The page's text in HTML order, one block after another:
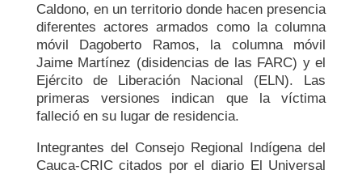
Caldono, en un territorio donde hacen presencia
diferentes actores armados como la columna
móvil Dagoberto Ramos, la columna móvil
Jaime Martínez (disidencias de las FARC) y el
Ejército de Liberación Nacional (ELN). Las
primeras versiones indican que la víctima
falleció en su lugar de residencia.
Integrantes del Consejo Regional Indígena del
Cauca-CRIC citados por el diario El Universal